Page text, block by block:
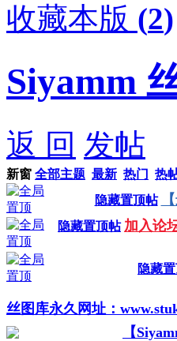
收藏本版 (2)
Siyamm
返 回 发帖
新窗 全部主题 最新 热门 热
隐藏置顶帖
隐藏置顶帖 加入论
隐藏
丝图库永久网址：
【